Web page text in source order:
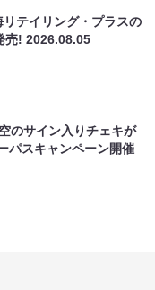
テイリング・プラスの
売!2026.08.05
のサイン入りチェキが
パスキャンペーン開催